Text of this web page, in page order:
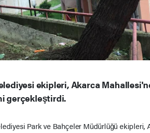
ekipleri, Akarca
gerçekleştirdi.
Park ve Bahçeler Müdürlüğü ekipleri,